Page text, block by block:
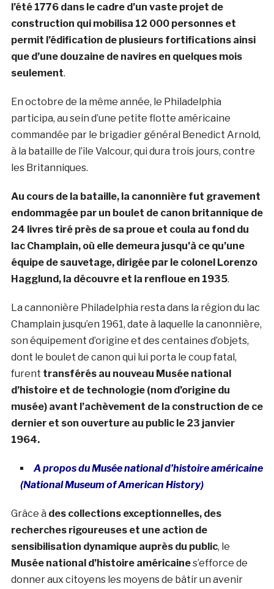
l’été 1776 dans le cadre d’un vaste projet de
construction qui mobilisa 12 000 personnes et
permit l’édification de plusieurs fortifications ainsi
que d’une douzaine de navires en quelques mois
seulement.
En octobre de la même année, le Philadelphia
participa, au sein d’une petite flotte américaine
commandée par le brigadier général Benedict Arnold,
à la bataille de l’île Valcour, qui dura trois jours, contre
les Britanniques.
Au cours de la bataille, la canonnière fut gravement
endommagée par un boulet de canon britannique de
24 livres tiré près de sa proue et coula au fond du
lac Champlain, où elle demeura jusqu’à ce qu’une
équipe de sauvetage, dirigée par le colonel Lorenzo
Hagglund, la découvre et la renfloue en 1935.
La cannonière Philadelphia resta dans la région du lac
Champlain jusqu’en 1961, date à laquelle la canonnière,
son équipement d’origine et des centaines d’objets,
dont le boulet de canon qui lui porta le coup fatal,
furent transférés au nouveau Musée national
d’histoire et de technologie (nom d’origine du
musée) avant l’achèvement de la construction de ce
dernier et son ouverture au public le 23 janvier
1964.
A propos duMusée national d’histoire américaine
(National Museum of American History)
Grâce à des collections exceptionnelles, des
recherches rigoureuses et une action de
sensibilisation dynamique auprès du public, le
Musée national d’histoire américaines’efforce de
donner aux citoyens les moyens de bâtir un avenir